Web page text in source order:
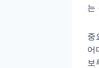
는
중
어
보